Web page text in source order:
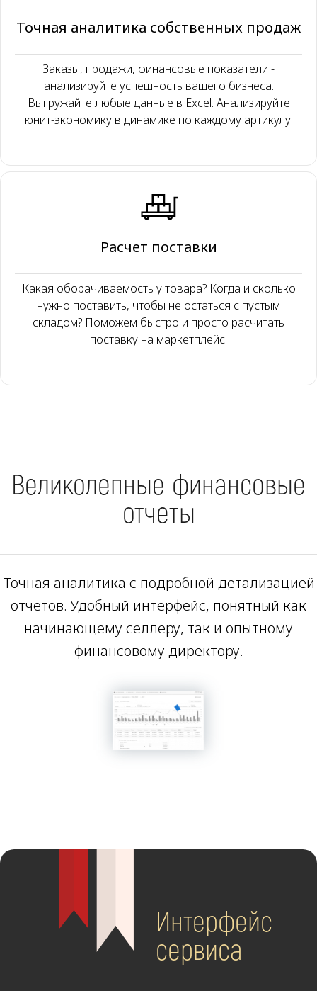
Точная аналитика собственных продаж
Заказы, продажи, финансовые показатели -
анализируйте успешность вашего бизнеса.
Выгружайте любые данные в Excel. Анализируйте
юнит-экономику в динамике по каждому артикулу.
Расчет поставки
Какая оборачиваемость у товара? Когда и сколько
нужно поставить, чтобы не остаться с пустым
складом? Поможем быстро и просто расчитать
поставку на маркетплейс!
Великолепные финансовые
отчеты
Точная аналитика с подробной детализацией
отчетов. Удобный интерфейс, понятный как
начинающему селлеру, так и опытному
финансовому директору.
Интерфейс
сервиса